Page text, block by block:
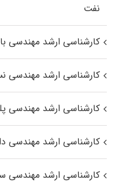
نفت
کارشناسی ارشد مهندسی
کارشناسی ارشد مهندسی
کارشناسی ارشد مهندسی
کارشناسی ارشد مهندسی
کارشناسی ارشد مهندسی